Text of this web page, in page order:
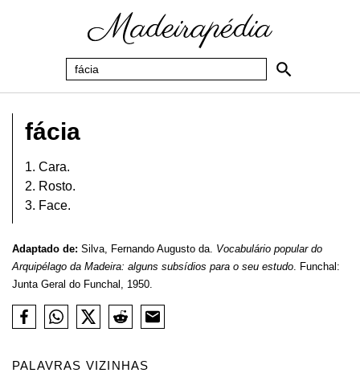
fácia
1. Cara.
2. Rosto.
3. Face.
Adaptado de: Silva, Fernando Augusto da. Vocabulário popular do
Arquipélago da Madeira: alguns subsídios para o seu estudo. Funchal:
Junta Geral do Funchal, 1950.
PALAVRAS VIZINHAS